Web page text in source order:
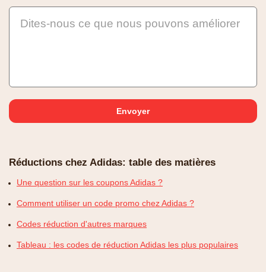
Dites-nous ce que nous pouvons améliorer
Réductions chez Adidas: table des matières
Une question sur les coupons Adidas ?
Comment utiliser un code promo chez Adidas ?
Codes réduction d'autres marques
Tableau : les codes de réduction Adidas les plus populaires